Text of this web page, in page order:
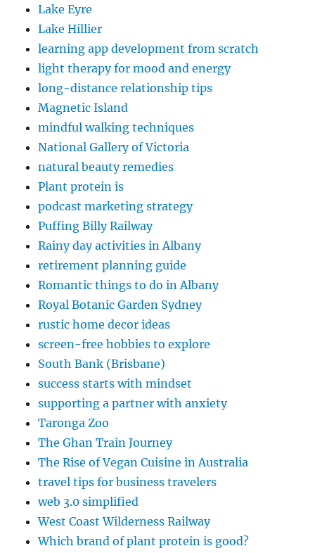
Lake Eyre
Lake Hillier
learning app development from scratch
light therapy for mood and energy
long-distance relationship tips
Magnetic Island
mindful walking techniques
National Gallery of Victoria
natural beauty remedies
Plant protein is
podcast marketing strategy
Puffing Billy Railway
Rainy day activities in Albany
retirement planning guide
Romantic things to do in Albany
Royal Botanic Garden Sydney
rustic home decor ideas
screen-free hobbies to explore
South Bank (Brisbane)
success starts with mindset
supporting a partner with anxiety
Taronga Zoo
The Ghan Train Journey
The Rise of Vegan Cuisine in Australia
travel tips for business travelers
web 3.0 simplified
West Coast Wilderness Railway
Which brand of plant protein is good?